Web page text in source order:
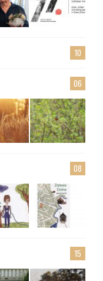
10
06
08
15